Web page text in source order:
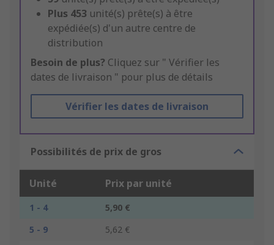
Plus 453 unité(s) prête(s) à être
expédiée(s) d'un autre centre de
distribution
Besoin de plus? Cliquez sur " Vérifier les
dates de livraison " pour plus de détails
Vérifier les dates de livraison
Possibilités de prix de gros
Unité Prix par unité
1 - 4
5,90 €
5 - 9
5,62 €